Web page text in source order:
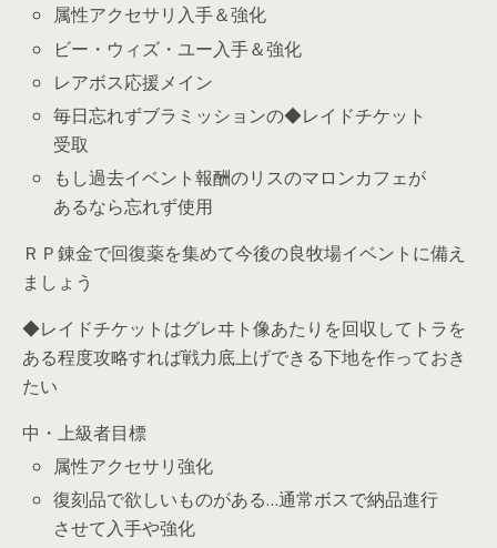
属性アクセサリ入手＆強化
ビー・ウィズ・ユー入手＆強化
レアボス応援メイン
毎日忘れずブラミッションの◆レイドチケット
受取
もし過去イベント報酬のリスのマロンカフェが
あるなら忘れず使用
ＲＰ錬金で回復薬を集めて今後の良牧場イベントに備え
ましょう
◆レイドチケットはグレヰト像あたりを回収してトラを
ある程度攻略すれば戦力底上げできる下地を作っておき
たい
中・上級者目標
属性アクセサリ強化
復刻品で欲しいものがある…通常ボスで納品進行
させて入手や強化